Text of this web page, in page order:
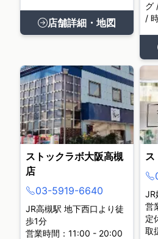
店舗詳細・地図
グ
/
ストックラボ大阪高槻
店
03-5919-6640
JR高槻駅 地下西口より徒
歩1分
営業時間：11:00 - 20:00
ス
JR
営
定
取